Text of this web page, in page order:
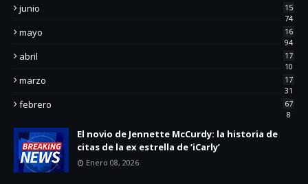
junio
15
74
mayo
16
94
abril
17
10
marzo
17
31
febrero
67
8
El novio de Jennette McCurdy: la historia de
citas de la ex estrella de ‘iCarly’
Enero 08, 2026